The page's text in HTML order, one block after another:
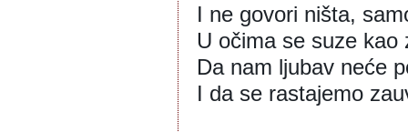
I ne govori ništa,
U očima se suze kao
Da nam ljubav neće
I da se rastajemo